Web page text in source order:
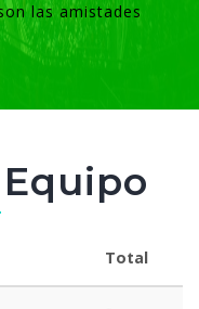
las amistades
Equipo
Total